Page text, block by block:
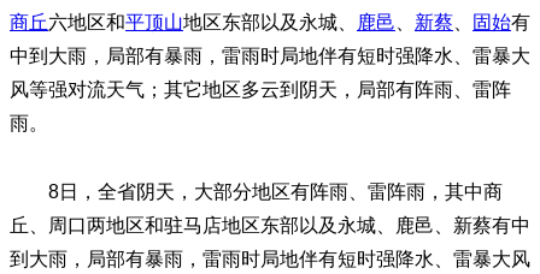
商丘六地区和平顶山地区东部以及永城、 鹿邑 新蔡 固始有
中到大雨，局部有暴雨，雷雨时局地伴有短时强降水、雷暴大
风等强对流天气；其它地区多云到阴天，局部有阵雨、雷阵
雨。
8日，全省阴天，大部分地区有阵雨、雷阵雨，其中商
丘、周口两地区和驻马店地区东部以及永城、鹿邑、新蔡有中
到大雨，局部有暴雨，雷雨时局地伴有短时强降水、雷暴大风